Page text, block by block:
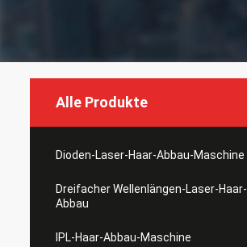
Alle Produkte
Dioden-Laser-Haar-Abbau-Maschine
Dreifacher Wellenlängen-Laser-Haar-
Abbau
IPL-Haar-Abbau-Maschine